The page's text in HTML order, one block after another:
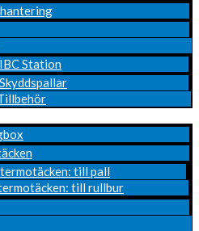
Station
till pall
till rullbur